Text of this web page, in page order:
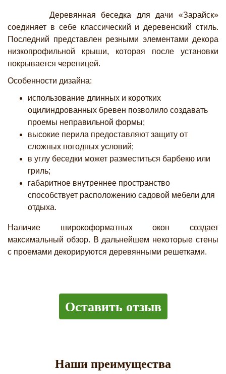
Деревянная беседка для дачи «Зарайск»
соединяет в себе классический и деревенский стиль.
Последний представлен резными элементами декора
низкопрофильной крыши, которая после установки
покрывается черепицей.
Особенности дизайна:
использование длинных и коротких
оцилиндрованных бревен позволило создавать
проемы неправильной формы;
высокие перила предоставляют защиту от
сложных погодных условий;
в углу беседки может разместиться барбекю или
гриль;
габаритное внутреннее пространство
способствует расположению садовой мебели для
отдыха.
Наличие широкоформатных окон создает
максимальный обзор. В дальнейшем некоторые стены
с проемами декорируются деревянными решетками.
Оставить отзыв
Наши преимущества